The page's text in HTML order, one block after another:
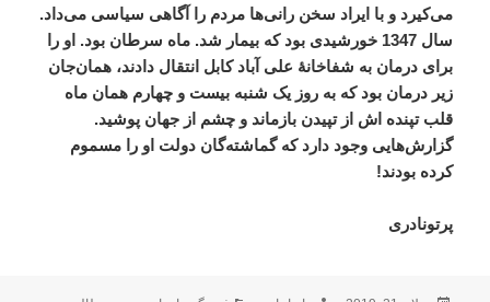
میکیرد و با ایراد سخن رانیها مردم را آگاهی سیاسی میداد.
سال 1347 خورشیدی بود که بیمار شد.ماه سرطان بود. او را
برای درمان به شفاخانۀ علی آباد کابل انتقال دادند، همانجان
زیر درمان بود که به روز یک شنبه بیست و چهارم همان ماه
قلب تپنده اش از تپیدن بازماند و چشم از جهان پوشید.
گزارشهایی وجود دارد که گماشتهگان دولت او را
مسموم
کرده بودند!
پرتونادری